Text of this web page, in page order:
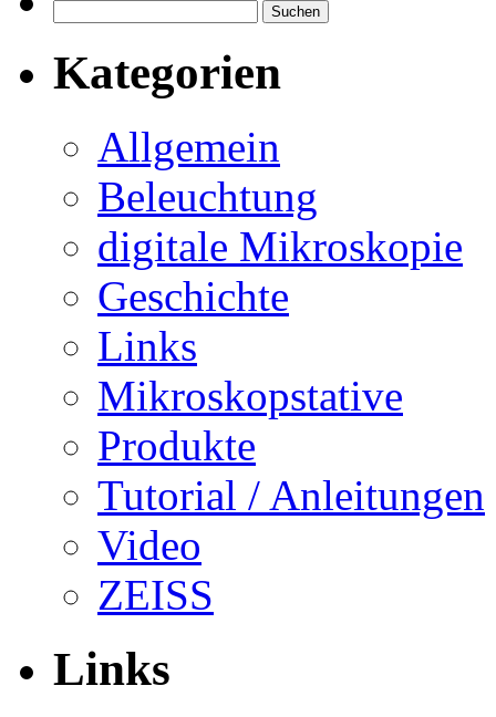
nach:
Kategorien
Allgemein
Beleuchtung
digitale Mikroskopie
Geschichte
Links
Mikroskopstative
Produkte
Tutorial / Anleitungen
Video
ZEISS
Links